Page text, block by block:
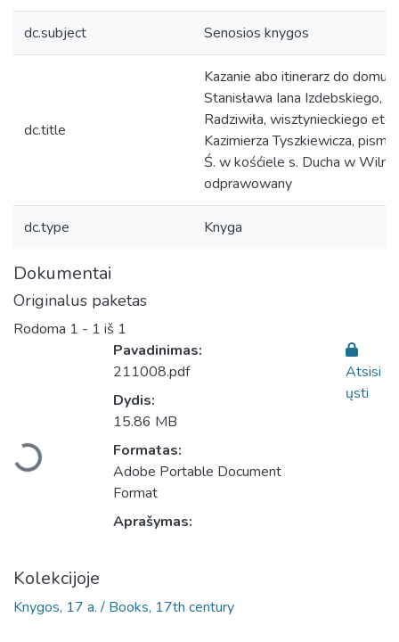
dc.subject Senosios knygos
dc.title
Kazanie abo itinerarz do domu
Stanisława Iana Izdebskiego,
Radziwiła, wisztynieckiego
Kazimierza Tyszkiewicza,
Ś. w kośćiele s. Ducha w
odprawowany
dc.type Knyga
Dokumentai
Originalus paketas
Rodoma 1 - 1 iš 1
Įkeliama...
Pavadinimas:
211008.pdf
Dydis:
15.86 MB
Formatas:
Adobe Portable Document
Format
Aprašymas:
Atsisi
ųsti
Kolekcijoje
Knygos, 17 a. / Books, 17th century